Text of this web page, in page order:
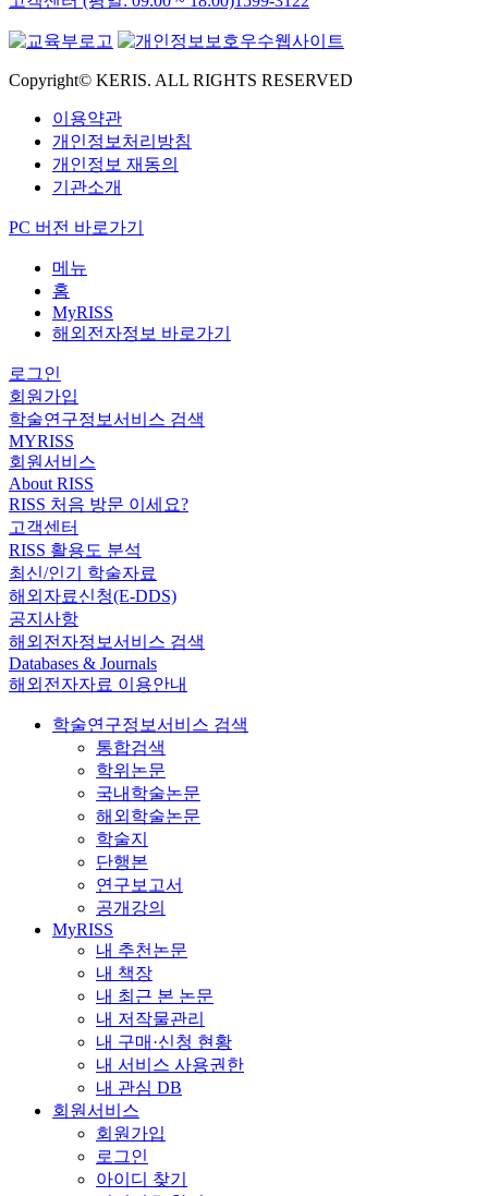
Copyright© KERIS. ALL RIGHTS RESERVED
이용약관
개인정보처리방침
개인정보 재동의
기관소개
PC 버전 바로가기
메뉴
홈
MyRISS
해외전자정보 바로가기
로그인
회원가입
학술연구정보서비스 검색
MYRISS
회원서비스
About RISS
RISS 처음 방문 이세요?
고객센터
RISS 활용도 분석
최신/인기 학술자료
해외자료신청(E-DDS)
공지사항
해외전자정보서비스 검색
Databases & Journals
해외전자자료 이용안내
학술연구정보서비스 검색
통합검색
학위논문
국내학술논문
해외학술논문
학술지
단행본
연구보고서
공개강의
MyRISS
내 추천논문
내 책장
내 최근 본 논문
내 저작물관리
내 구매·신청 현황
내 서비스 사용권한
내 관심 DB
회원서비스
회원가입
로그인
아이디 찾기